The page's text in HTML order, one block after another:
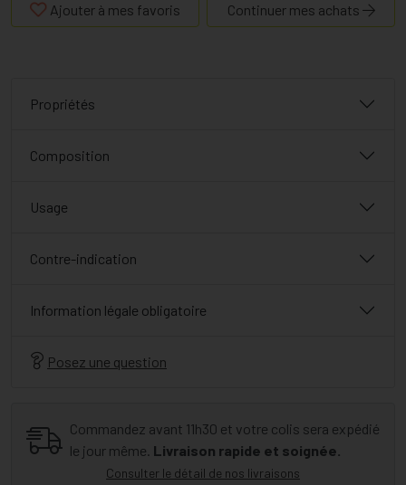
Ajouter à mes favoris Continuer mes achats
Propriétés
Composition
Usage
Contre-indication
Information légale obligatoire
Posez une question
Commandez avant 11h30 et votre colis sera expédié
le jour même. Livraison rapide et soignée.
Consulter le détail de nos livraisons